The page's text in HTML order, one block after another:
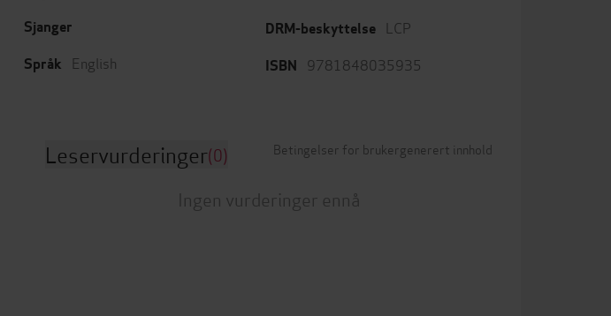
Sjanger
Språk
English
DRM-beskyttelse LCP
ISBN 9781848035935
Leservurderinger(0) Betingelser for brukergenerert innhold
Ingen vurderinger ennå